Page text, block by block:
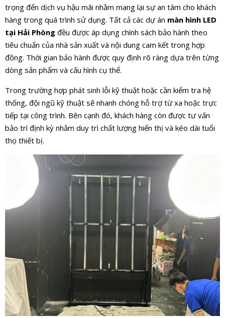
trọng đến dịch vụ hậu mãi nhằm mang lại sự an tâm cho khách
hàng trong quá trình sử dụng. Tất cả các dự án màn hình LED
tại Hải Phòng đều được áp dụng chính sách bảo hành theo
tiêu chuẩn của nhà sản xuất và nội dung cam kết trong hợp
đồng. Thời gian bảo hành được quy định rõ ràng dựa trên từng
dòng sản phẩm và cấu hình cụ thể.
Trong trường hợp phát sinh lỗi kỹ thuật hoặc cần kiểm tra hệ
thống, đội ngũ kỹ thuật sẽ nhanh chóng hỗ trợ từ xa hoặc trực
tiếp tại công trình. Bên cạnh đó, khách hàng còn được tư vấn
bảo trì định kỳ nhằm duy trì chất lượng hiển thị và kéo dài tuổi
thọ thiết bị.